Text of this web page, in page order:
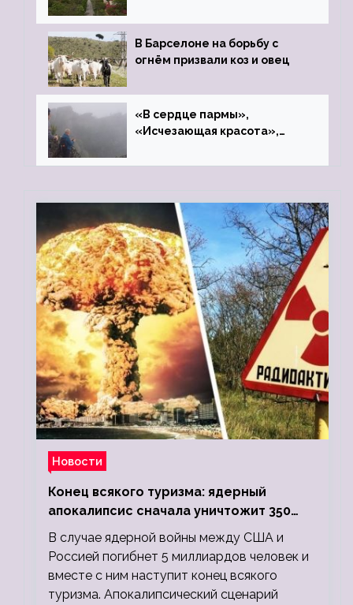
В Барселоне на борьбу с
огнём призвали коз и овец
«В сердце пармы»,
«Исчезающая красота»,
Новости
Конец всякого туризма: ядерный
апокалипсис сначала уничтожит 350
миллионов, а потом 5 миллиардов
людей
В случае ядерной войны между США и
Россией погибнет 5 миллиардов человек и
вместе с ним наступит конец всякого
туризма. Апокалипсический сценарий